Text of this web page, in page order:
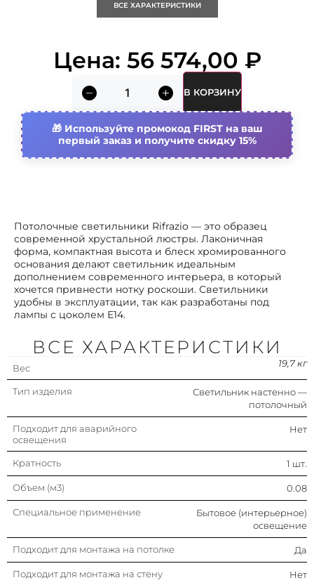
Потолочные светильники Rifrazio — это образец
современной хрустальной люстры. Лаконичная
форма, компактная высота и блеск хромированного
основания делают светильник идеальным
дополнением современного интерьера, в который
хочется привнести нотку роскоши. Светильники
удобны в эксплуатации, так как разработаны под
лампы с цоколем Е14.
освещение
Подходит для монтажа на
Подходит для монтажа на стену Нет
Степень защиты (ip) Ip20
Высота/глубина 150 мм
Тип лампы Лампа накаливания
Подходит для ламп мощностью
С датчиком движения Нет
Тип напряжения Ac (перемен.)
Цоколь (патрон) лампы E14
Наруж. диаметр 815 мм
Подходит для монтажа на
Да
монтажа
Нет
Подходит для подвесного
монтажа
Нет
ВСЕ ХАРАКТЕРИСТИКИ
Цена: 56 574,00 ₽
В КОРЗИНУ
Используйте промокод FIRST на ваш
первый заказ и получите скидку 15%
ВСЕ ХАРАКТЕРИСТИКИ
Вес 19,7 кг
Тип изделия
Светильник настенно —
потолочный
Подходит для аварийного
освещения
Нет
Кратность 1 шт.
Объем (м3) 0.08
Специальное применение
Бытовое (интерьерное)
освещение
Подходит для монтажа на потолке Да
Подходит для монтажа на стену Нет